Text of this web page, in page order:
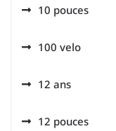
10 pouces
100 velo
12 ans
12 pouces